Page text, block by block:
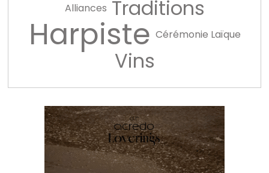
Alliances Traditions
Harpiste Cérémonie Laïque
Vins